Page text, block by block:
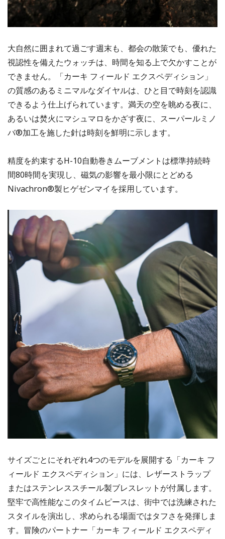
大自然に囲まれて過ごす週末も、都会の散策でも、優れた
視認性を備えたウォッチは、時間を知る上で欠かすことが
できません。「カーキ フィールド エクスペディション」
の質感のあるミニマルなダイヤルは、ひと目で時刻を認識
できるよう仕上げられています。満天の空を眺める夜に、
あるいは焚火にマシュマロをかざす夜に、スーパールミノ
バ®加工を施した針は時刻を鮮明に示します。
精度を約束するH-10自動巻きムーブメントは標準持続時
間80時間を実現し、磁気の影響を最小限にとどめる
Nivachron®製ヒゲゼンマイを採用しています。
サイズごとにそれぞれ4つのモデルを展開する「カーキ フ
ィールド エクスペディション」には、レザーストラップ
またはステンレススチール製ブレスレットが付属します。
堅牢で高性能なこのタイムピースは、街中では洗練された
スタイルを演出し、求められる場面ではタフさを発揮しま
す。冒険のパートナー「カーキ フィールド エクスペディ